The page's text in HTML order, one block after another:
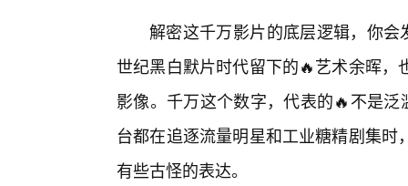
解密这千万影片的底层逻辑，你会
世纪黑白默片时代留下的🔥艺术余晖
影像。千万这个数字，代表的🔥不是
台都在追逐流量明星和工业糖精剧集
有些古怪的表达。